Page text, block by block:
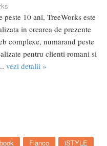
peste 10 ani, TreeWorks este
in crearea de prezente
complexe, numarand peste
pentru clienti romani si
vezi detalii »
Flanco iSTYLE